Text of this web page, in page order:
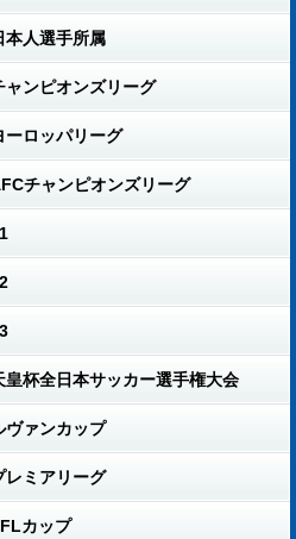
本人選手所属
ャンピオンズリーグ
ーロッパリーグ
チャンピオンズリーグ
皇杯全日本サッカー選手権大会
ヴァンカップ
レミアリーグ
カップ